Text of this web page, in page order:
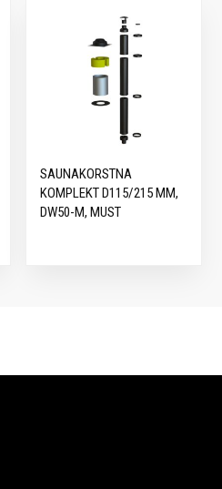
SAUNAKORSTNA
KOMPLEKT D115/215 MM,
DW50-M, MUST